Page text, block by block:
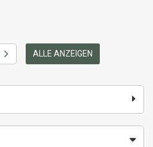
ALLE ANZEIGEN